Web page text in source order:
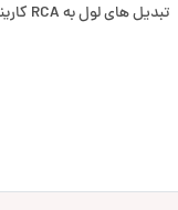
تبدیل های لول به RCA کارینا HL-800